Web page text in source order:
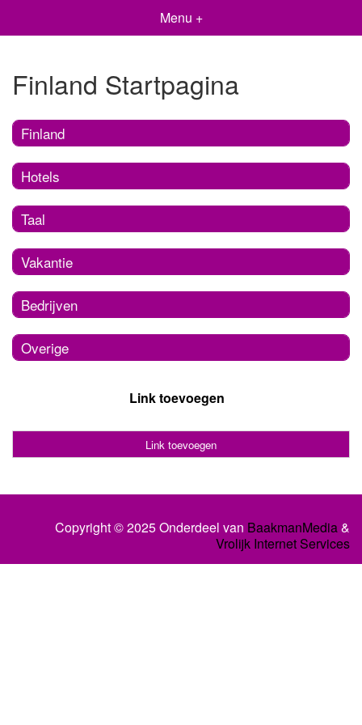
Menu +
Finland Startpagina
Finland
Hotels
Taal
Vakantie
Bedrijven
Overige
Link toevoegen
Link toevoegen
Copyright © 2025 Onderdeel van BaakmanMedia&
Vrolijk Internet Services